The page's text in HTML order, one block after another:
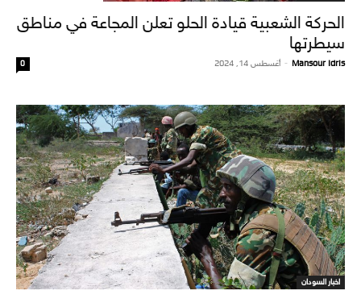
الحركة الشعبية قيادة الحلو تعلن المجاعة في مناطق
سيطرتها
Mansour Idris
- أغسطس 14, 2024 0
اخبار السودان